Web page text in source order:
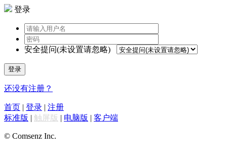
登录
安全提问(未设置请忽略)
登录
还没有注册？
首页 | 登录 | 注册
标准版 | 触屏版 | 电脑版 | 客户端
© Comsenz Inc.